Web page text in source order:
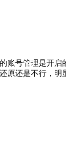
账号管理是开启
原还是不行，明